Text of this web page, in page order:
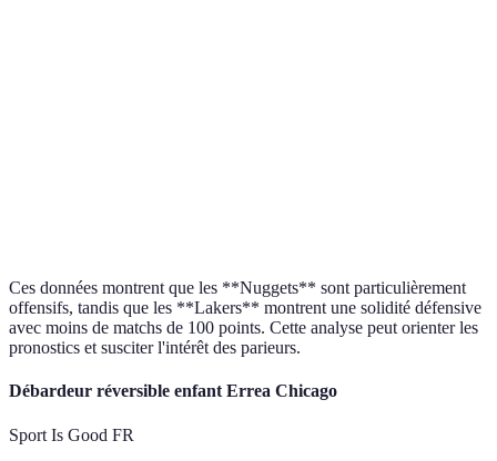
Ces données montrent que les **Nuggets** sont particulièrement
offensifs, tandis que les **Lakers** montrent une solidité défensive
avec moins de matchs de 100 points. Cette analyse peut orienter les
pronostics et susciter l'intérêt des parieurs.
Débardeur réversible enfant Errea Chicago
Sport Is Good FR